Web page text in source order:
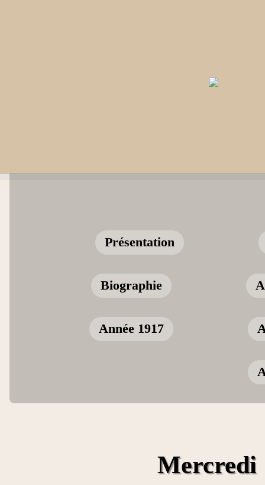
Présentation
Biographie
Année 1917
Mercredi